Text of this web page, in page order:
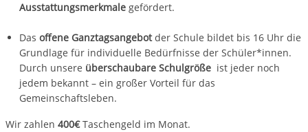
Ausstattungsmerkmalegefördert.
Das offene Ganztagsangebotder Schule bildet bis 16 Uhr die
Grundlage für individuelle Bedürfnisse der Schüler*innen.
Durch unsere überschaubare Schulgrößeist jeder noch
jedem bekannt – ein großer Vorteil für das
Gemeinschaftsleben.
Wir zahlen 400€Taschengeld im Monat.